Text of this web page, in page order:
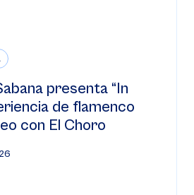
presenta “In
de flamenco
con El Choro